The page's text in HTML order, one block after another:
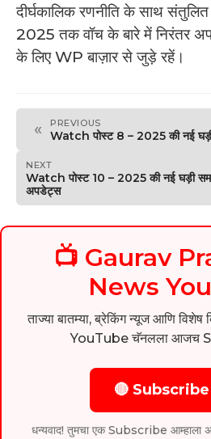
दीर्घकालिक रणनीति के साथ संतुलित
2025 तक वॉच के बारे में निरंतर
के लिए WP बाज़ार से जुड़े रहें।
« PREVIOUS
Watch पोस्ट 8 – 2025 की नई
NEXT
Watch पोस्ट 10 – 2025 की नई घड़ी
अपडेट्स
📺 Gaurav
News
ताज्या बातम्या, ब्रेकिंग न्यूज आणि विशेष
YouTube चॅनलला आजच
🔴
धन्यवाद! तुमचा एक Subscribe आम्हाला